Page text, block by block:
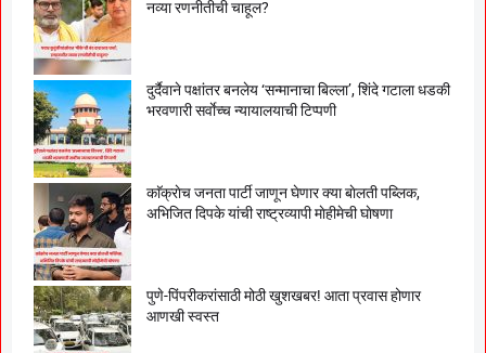
नव्या रणनीतीची चाहूल?
दुर्दैवाने पक्षांतर बनलेय ‘सन्मानाचा बिल्ला’, शिंदे गटाला धडकी
भरवणारी सर्वाेच्च न्यायालयाची टिप्पणी
काॅक्राेच जनता पार्टी जाणून घेणार क्या बाेलती पब्लिक,
अभिजित दिपके यांची राष्ट्रव्यापी माेहीमेची घाेषणा
पुणे-पिंपरीकरांसाठी मोठी खुशखबर! आता प्रवास होणार
आणखी स्वस्त